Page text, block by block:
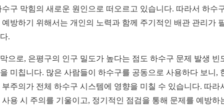
수구 막힘의 새로운 원인으로 떠오르고 있습니다. 따라서 하수
예방하기 위해서는 개인의 노력과 함께 주기적인 배관 관리가
.
으로, 은평구의 인구 밀도가 높다는 점도 하수구 문제 발생 빈
미칩니다. 많은 사람들이 하수구를 공동으로 사용하다 보니,
부주의가 전체 하수구 시스템에 영향을 미칠 수 있습니다. 따라
사용 시 주의를 기울이고, 정기적인 점검을 통해 문제를 예방하